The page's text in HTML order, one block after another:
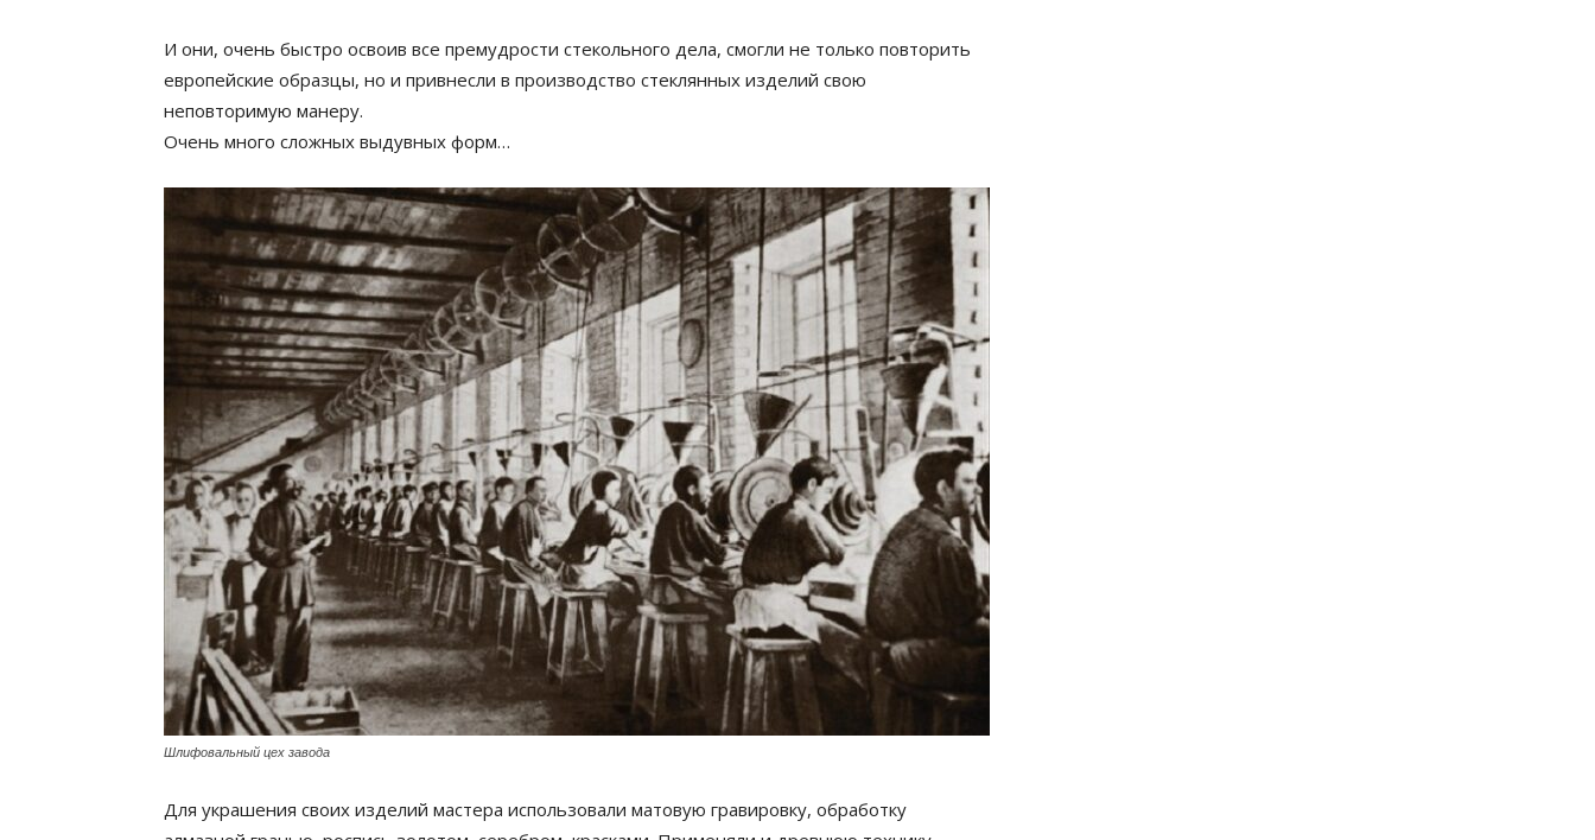
И они, очень быстро освоив все премудрости стекольного дела, смогли не только повторить
европейские образцы, но и привнесли в производство стеклянных изделий свою
неповторимую манеру.
Очень много сложных выдувных форм…
Шлифовальный цех завода
Для украшения своих изделий мастера использовали матовую гравировку, обработку